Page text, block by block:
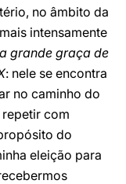
no âmbito da
intensamente
a grande graça de
: nele se encontra
no caminho do
com
do
eleição para